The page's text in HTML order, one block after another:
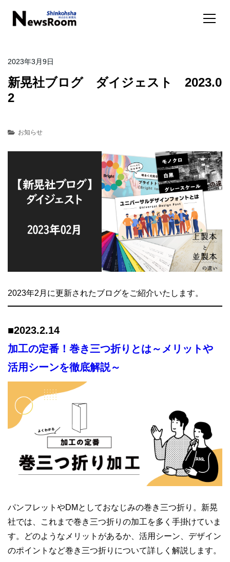
2023年3月9日
新晃社ブログ ダイジェスト 2023.0
2
お知らせ
2023年2月に更新されたブログをご紹介いたします。
■2023.2.14
加工の定番！巻き三つ折りとは～メリットや
活用シーンを徹底解説～
パンフレットやDMとしておなじみの巻き三つ折り。新晃
社では、これまで巻き三つ折りの加工を多く手掛けていま
す。どのようなメリットがあるか、活用シーン、デザイン
のポイントなど巻き三つ折りについて詳しく解説します。